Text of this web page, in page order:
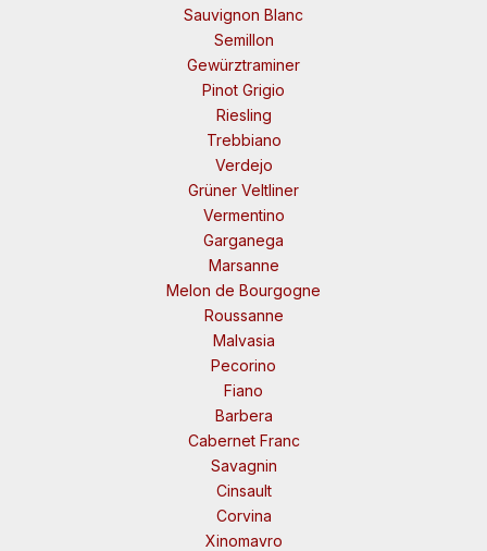
Sauvignon Blanc
Semillon
Gewürztraminer
Pinot Grigio
Riesling
Trebbiano
Verdejo
Grüner Veltliner
Vermentino
Garganega
Marsanne
Melon de Bourgogne
Roussanne
Malvasia
Pecorino
Fiano
Barbera
Cabernet Franc
Savagnin
Cinsault
Corvina
Xinomavro